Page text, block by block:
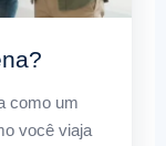
como um
você viaja